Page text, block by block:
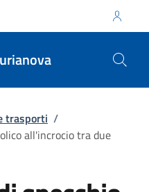
trasporti /
all'incrocio tra due